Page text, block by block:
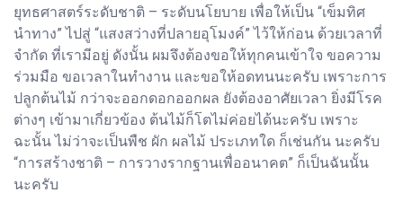
ยุทธศาสตร์ระดับชาติ – ระดับนโยบาย เพื่อให้เป็น “เข็มทิศ
นำทาง” ไปสู่ “แสงสว่างที่ปลายอุโมงค์” ไว้ให้ก่อน ด้วยเวลาที่
จำกัด ที่เรามีอยู่ ดังนั้น ผมจึงต้องขอให้ทุกคนเข้าใจ ขอความ
ร่วมมือ ขอเวลาในทำงาน และขอให้อดทนนะครับ เพราะการ
ปลูกต้นไม้ กว่าจะออกดอกออกผล ยังต้องอาศัยเวลา ยิ่งมีโรค
ต่างๆ เข้ามาเกี่ยวข้อง ต้นไม้ก็โตไม่ค่อยได้นะครับ เพราะ
ฉะนั้น ไม่ว่าจะเป็นพืช ผัก ผลไม้ ประเภทใด ก็เช่นกัน นะครับ
“การสร้างชาติ – การวางรากฐานเพื่ออนาคต” ก็เป็นฉันนั้น
นะครับ